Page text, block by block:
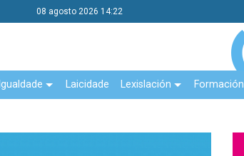
08 agosto 2026 14:22
Igualdade Laicidade Lexislación Formación